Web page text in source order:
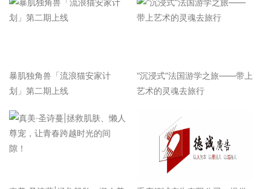
暴肌独角兽「流浪猫安家计
划」第二期上线
“沉浸式”法国游学之旅——带上
艺术的灵魂去旅行